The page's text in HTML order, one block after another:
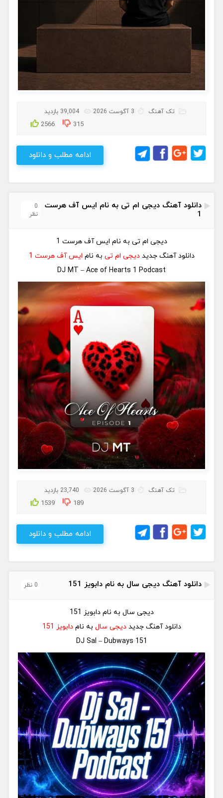
تک آهنگ 3 آگوست 2026 39,004 بازدید
2566 315
ادامه مطلب و دانلود
دانلود آهنگ دیجی ام تی به نام ایس آف هرست
1
0
نظر
دیجی ام تی به نام ایس آف هرست 1
دانلود آهنگ جدید دیجی ام تی به نام ایس آف هرست 1
DJ MT – Ace of Hearts 1 Podcast
تک آهنگ 3 آگوست 2026 23,740 بازدید
1539 189
ادامه مطلب و دانلود
دانلود آهنگ دیجی سال به نام دابویز 151 0 نظر
دیجی سال به نام دابویز 151
دانلود آهنگ جدید دیجی سال به نامدابویز 151
DJ Sal – Dubways 151